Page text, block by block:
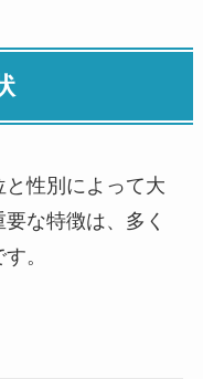
性別によって大
な特徴は、多く
。